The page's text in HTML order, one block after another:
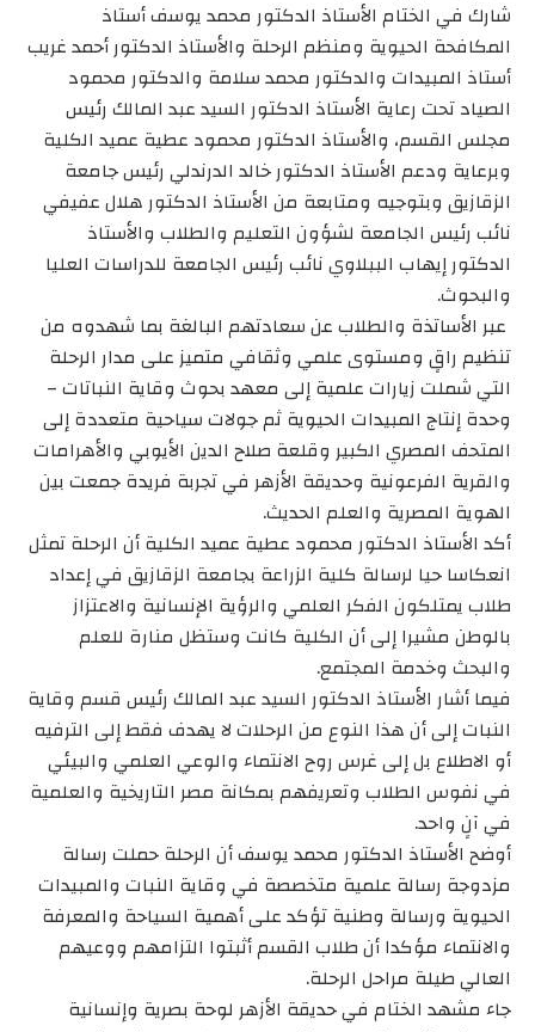
شارك في الختام الأستاذ الدكتور محمد يوسف أستاذ
المكافحة الحيوية ومنظم الرحلة والأستاذ الدكتور أحمد غريب
أستاذ المبيدات والدكتور محمد سلامة والدكتور محمود
الصياد تحت رعاية الأستاذ الدكتور السيد عبد المالك رئيس
مجلس القسم، والأستاذ الدكتور محمود عطية عميد الكلية
وبرعاية ودعم الأستاذ الدكتور خالد الدرندلي رئيس جامعة
الزقازيق وبتوجيه ومتابعة من الأستاذ الدكتور هلال عفيفي
نائب رئيس الجامعة لشؤون التعليم والطلاب والأستاذ
الدكتور إيهاب الببلاوي نائب رئيس الجامعة للدراسات العليا
والبحوث.
عبر الأساتذة والطلاب عن سعادتهم البالغة بما شهدوه من
تنظيم راقٍ ومستوى علمي وثقافي متميز على مدار الرحلة
التي شملت زيارات علمية إلى معهد بحوث وقاية النباتات –
وحدة إنتاج المبيدات الحيوية ثم جولات سياحية متعددة إلى
المتحف المصري الكبير وقلعة صلاح الدين الأيوبي والأهرامات
والقرية الفرعونية وحديقة الأزهر في تجربة فريدة جمعت بين
الهوية المصرية والعلم الحديث.
أكد الأستاذ الدكتور محمود عطية عميد الكلية أن الرحلة تمثل
انعكاسا حيا لرسالة كلية الزراعة بجامعة الزقازيق في إعداد
طلاب يمتلكون الفكر العلمي والرؤية الإنسانية والاعتزاز
بالوطن مشيرا إلى أن الكلية كانت وستظل منارة للعلم
والبحث وخدمة المجتمع.
فيما أشار الأستاذ الدكتور السيد عبد المالك رئيس قسم وقاية
النبات إلى أن هذا النوع من الرحلات لا يهدف فقط إلى الترفيه
أو الاطلاع بل إلى غرس روح الانتماء والوعي العلمي والبيئي
في نفوس الطلاب وتعريفهم بمكانة مصر التاريخية والعلمية
في آنٍ واحد.
أوضح الأستاذ الدكتور محمد يوسف أن الرحلة حملت رسالة
مزدوجة رسالة علمية متخصصة في وقاية النبات والمبيدات
الحيوية ورسالة وطنية تؤكد على أهمية السياحة والمعرفة
والانتماء مؤكدا أن طلاب القسم أثبتوا التزامهم ووعيهم
العالي طيلة مراحل الرحلة.
جاء مشهد الختام في حديقة الأزهر لوحة بصرية وإنسانية